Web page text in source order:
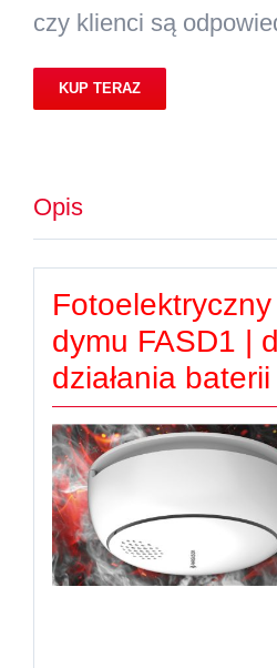
czy klienci są
KUP TERAZ
Opis
dymu FASD1 |
działania baterii